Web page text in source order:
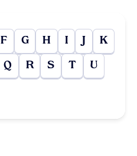
F G H I J K
Q R S T U